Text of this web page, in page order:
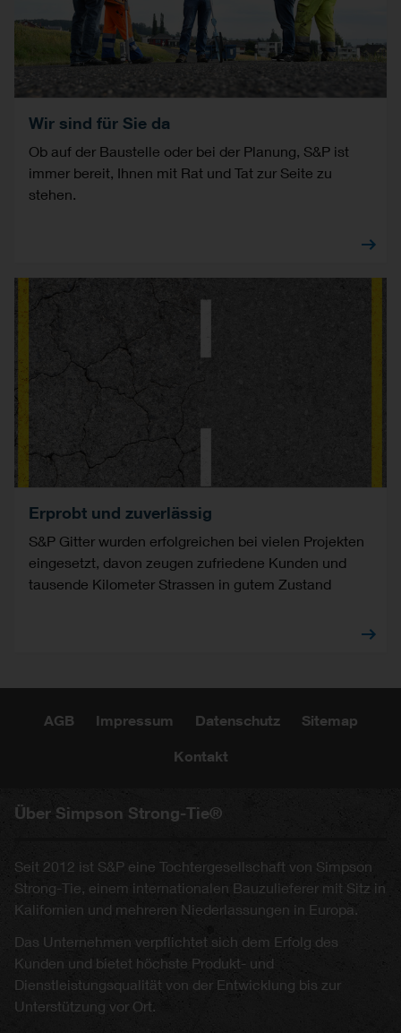
Wir sind für Sie da
Ob auf der Baustelle oder bei der Planung, S&P ist
immer bereit, Ihnen mit Rat und Tat zur Seite zu
stehen.
Erprobt und zuverlässig
S&P Gitter wurden erfolgreichen bei vielen Projekten
eingesetzt, davon zeugen zufriedene Kunden und
tausende Kilometer Strassen in gutem Zustand
AGB Impressum Datenschutz Sitemap
Kontakt
Über Simpson Strong-Tie®
Seit 2012 ist S&P eine Tochtergesellschaft von Simpson
Strong-Tie, einem internationalen Bauzulieferer mit Sitz in
Kalifornien und mehreren Niederlassungen in Europa.
Das Unternehmen verpflichtet sich dem Erfolg des
Kunden und bietet höchste Produkt- und
Dienstleistungsqualität von der Entwicklung bis zur
Unterstützung vor Ort.